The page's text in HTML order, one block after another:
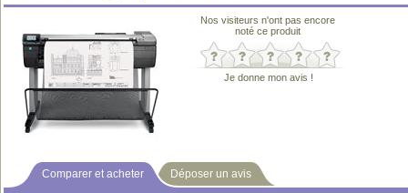
Nos visiteurs n'ont pas encore
noté ce produit
Je donne mon avis !
Comparer et acheter Déposer un avis